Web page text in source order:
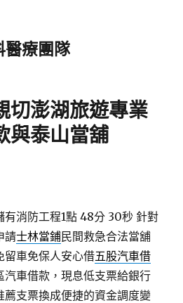
醫療團隊
切澎湖旅遊專業
與泰山當舖
有消防工程1點 48分 30秒 針對
請士林當鋪民間救急合法當舖
留車免保人安心借五股汽車借
汽車借款，現息低支票給銀行
薦支票換成便捷的資金調度變